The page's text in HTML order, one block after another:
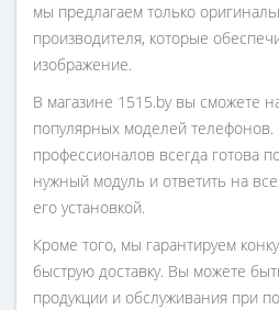
мы предлагаем только
производителя, которые
изображение.
В магазине 1515.by вы сможете
популярных моделей
профессионалов всегда готова
нужный модуль и ответить на
его установкой.
Кроме того, мы гарантируем
быструю доставку. Вы можете
продукции и обслуживания при